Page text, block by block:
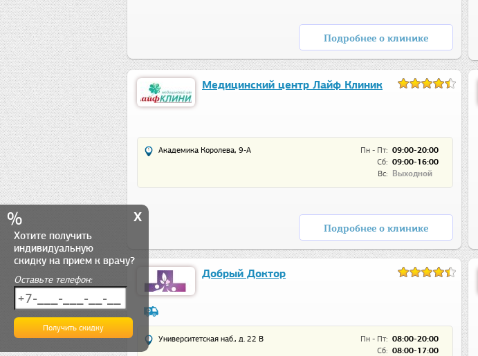
Подробнее о клинике
Медицинский центр Лайф Клиник
Пн - Пт: 09:00-20:00
Сб: 09:00-16:00
Вс: Выходной
Академика Королева, 9-А
Подробнее о клинике
Добрый Доктор
Пн - Пт: 08:00-20:00
Сб: 08:00-17:00
Университетская наб., д. 22 В
% x
Хотите получить
индивидуальную
скидку на прием к врачу?
Оставьте телефон: